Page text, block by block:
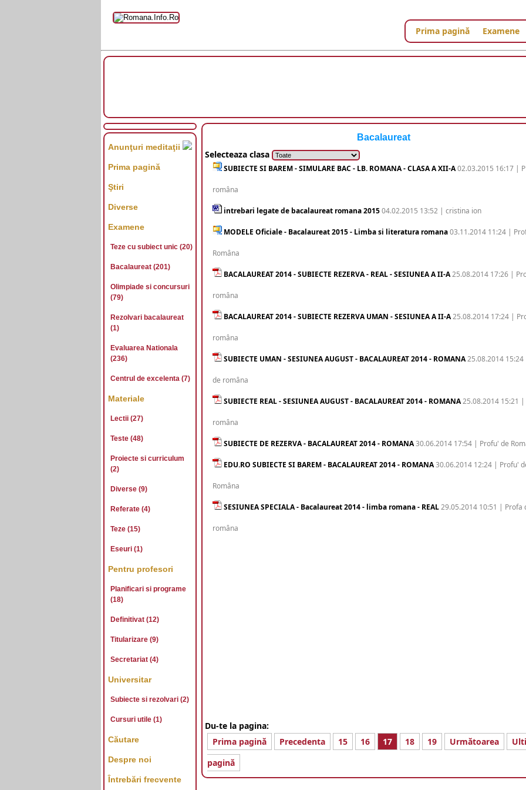
Prima pagină Examene
Bacalaureat
Selecteaza clasa
SUBIECTE SI BAREM - SIMULARE BAC - LB. ROMANA - CLASA A XII-A02.03.2015 16:17 |
româna
intrebari legate de bacalaureat romana 201504.02.2015 13:52 | cristina ion
MODELE Oficiale - Bacalaureat 2015 - Limba si literatura romana03.11.2014 11:24 |
Româna
BACALAUREAT 2014 - SUBIECTE REZERVA - REAL - SESIUNEA A II-A25.08.2014 17:26 |
româna
BACALAUREAT 2014 - SUBIECTE REZERVA UMAN - SESIUNEA A II-A25.08.2014 17:24 |
româna
SUBIECTE UMAN - SESIUNEA AUGUST - BACALAUREAT 2014 - ROMANA25.08.2014
de româna
SUBIECTE REAL - SESIUNEA AUGUST - BACALAUREAT 2014 - ROMANA25.08.2014 15:21
româna
SUBIECTE DE REZERVA - BACALAUREAT 2014 - ROMANA30.06.2014 17:54 | Profu' de
EDU.RO SUBIECTE SI BAREM - BACALAUREAT 2014 - ROMANA30.06.2014 12:24 | Profu'
Româna
SESIUNEA SPECIALA - Bacalaureat 2014 - limba romana - REAL29.05.2014 10:51 | Profa
româna
Du-te la pagina:
Prima pagină
Precedenta 15 16 17 18 19 Următoarea
pagină
Anunţuri meditaţii
Prima pagină
Ştiri
Diverse
Examene
Teze cu subiect unic (20)
Bacalaureat (201)
Olimpiade si concursuri
(79)
Rezolvari bacalaureat
(1)
Evaluarea Nationala
(236)
Centrul de excelenta (7)
Materiale
Lectii (27)
Teste (48)
Proiecte si curriculum
(2)
Diverse (9)
Referate (4)
Teze (15)
Eseuri (1)
Pentru profesori
Planificari si programe
(18)
Definitivat (12)
Titularizare (9)
Secretariat (4)
Universitar
Subiecte si rezolvari (2)
Cursuri utile (1)
Căutare
Despre noi
Întrebări frecvente